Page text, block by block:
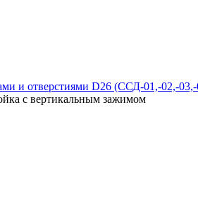
и отверстиями D26 (ССД-01,-02,-
с вертикальным зажимом